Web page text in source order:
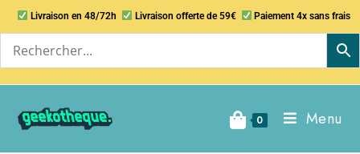
Livraison en 48/72h Livraison offerte de 59€ Paiement 4x sans frais
0 Menu